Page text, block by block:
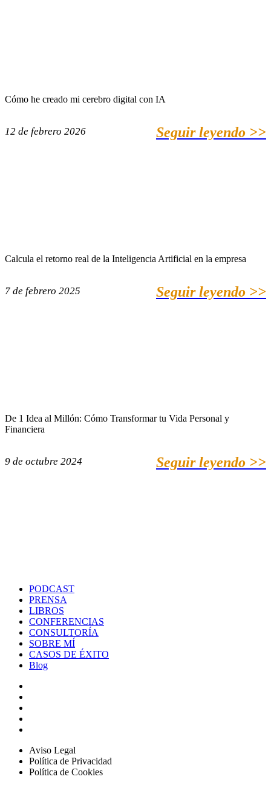
Cómo he creado mi cerebro digital con IA
12 de febrero 2026 Seguir leyendo >>
Calcula el retorno real de la Inteligencia Artificial en la empresa
7 de febrero 2025 Seguir leyendo >>
De 1 Idea al Millón: Cómo Transformar tu Vida Personal y
Financiera
9 de octubre 2024 Seguir leyendo >>
PODCAST
PRENSA
LIBROS
CONFERENCIAS
CONSULTORÍA
SOBRE MÍ
CASOS DE ÉXITO
Blog
Aviso Legal
Política de Privacidad
Política de Cookies